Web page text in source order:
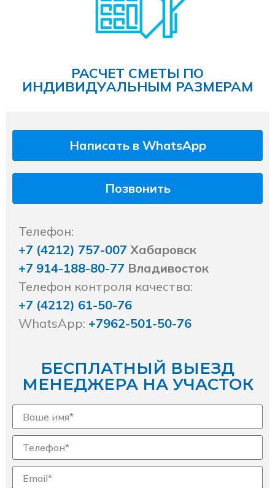
РАСЧЕТ СМЕТЫ ПО
ИНДИВИДУАЛЬНЫМ РАЗМЕРАМ
Написать в WhatsApp
Позвонить
Телефон:
+7 (4212) 757-007 Хабаровск
+7 914-188-80-77 Владивосток
Телефон контроля качества:
+7 (4212) 61-50-76
WhatsApp: +7962-501-50-76
БЕСПЛАТНЫЙ ВЫЕЗД
МЕНЕДЖЕРА НА УЧАСТОК